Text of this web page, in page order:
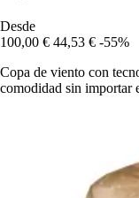
Desde
100,00 € 44,53 € -55%
Copa de viento con
comodidad sin importar